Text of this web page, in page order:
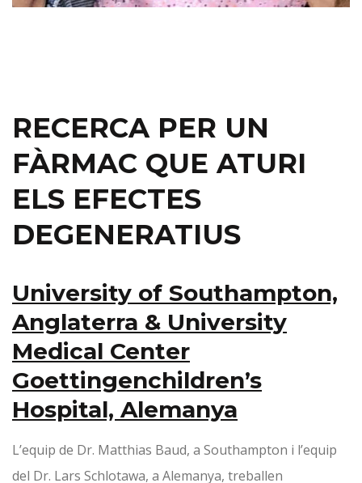
RECERCA PER UN
FÀRMAC QUE ATURI
ELS EFECTES
DEGENERATIUS
University of Southampton,
Anglaterra & University
Medical Center
Goettingenchildren’s
Hospital, Alemanya
L’equip de Dr. Matthias Baud, a Southampton i l’equip
del Dr. Lars Schlotawa, a Alemanya, treballen